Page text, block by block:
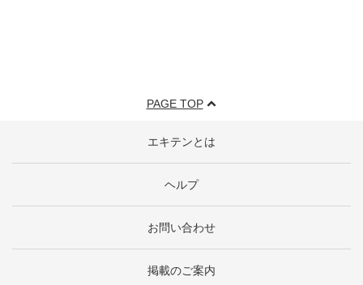
PAGE TOP
エキテンとは
ヘルプ
お問い合わせ
掲載のご案内